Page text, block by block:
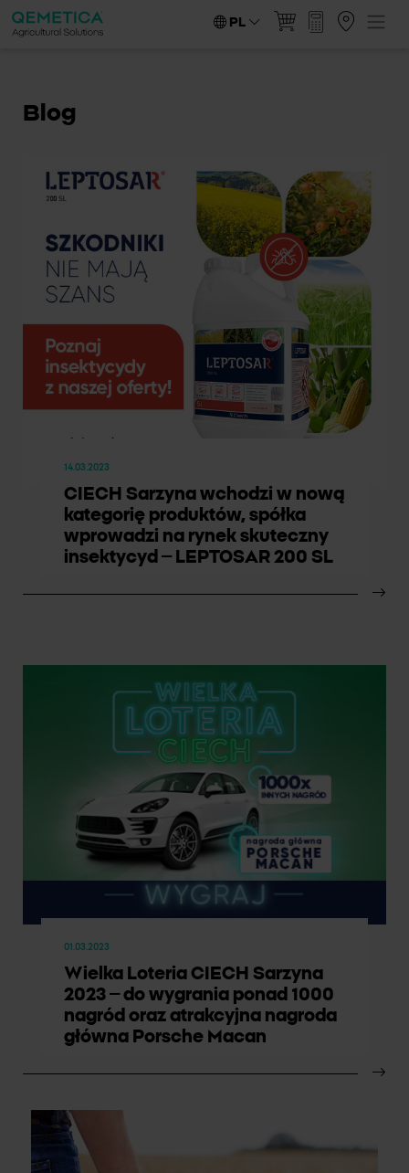
PL
Blog
14.03.2023
CIECH Sarzyna wchodzi w nową
kategorię produktów, spółka
wprowadzi na rynek skuteczny
insektycyd – LEPTOSAR 200 SL
01.03.2023
Wielka Loteria CIECH Sarzyna
2023 – do wygrania ponad 1000
nagród oraz atrakcyjna nagroda
główna Porsche Macan